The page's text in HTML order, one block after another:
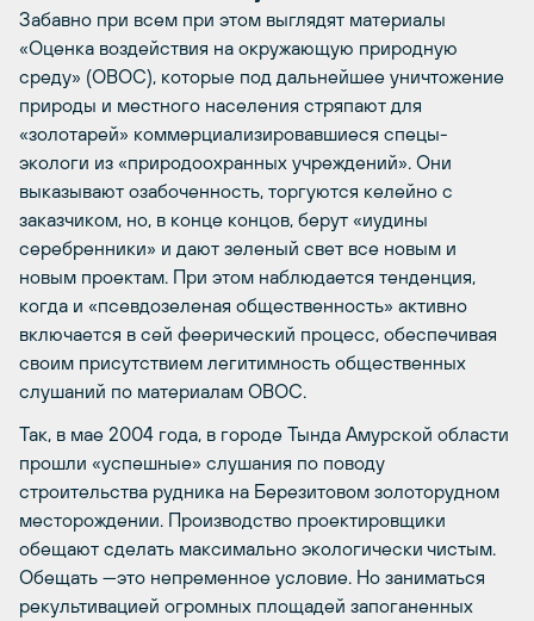
Забавно при всем при этом выглядят материалы
«Оценка воздействия на окружающую природную
среду» (ОВОС), которые под дальнейшее уничтожение
природы и местного населения стряпают для
«золотарей» коммерциализировавшиеся спецы-
экологи из «природоохранных учреждений». Они
выказывают озабоченность, торгуются келейно с
заказчиком, но, в конце концов, берут «иудины
серебренники» и дают зеленый свет все новым и
новым проектам. При этом наблюдается тенденция,
когда и «псевдозеленая общественность» активно
включается в сей феерический процесс, обеспечивая
своим присутствием легитимность общественных
слушаний по материалам ОВОС.
Так, в мае 2004 года, в городе Тында Амурской области
прошли «успешные» слушания по поводу
строительства рудника на Березитовом золоторудном
месторождении. Производство проектировщики
обещают сделать максимально экологически чистым.
Обещать —это непременное условие. Но заниматься
рекультивацией огромных площадей запоганенных